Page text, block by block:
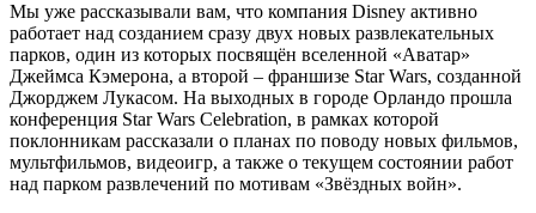
Мы уже рассказывали вам, что компания Disney активно
работает над созданием сразу двух новых развлекательных
парков, один из которых посвящён вселенной «Аватар»
Джеймса Кэмерона, а второй – франшизе Star Wars, созданной
Джорджем Лукасом. На выходных в городе Орландо прошла
конференция Star Wars Celebration, в рамках которой
поклонникам рассказали о планах по поводу новых фильмов,
мультфильмов, видеоигр, а также о текущем состоянии работ
над парком развлечений по мотивам «Звёздных войн».